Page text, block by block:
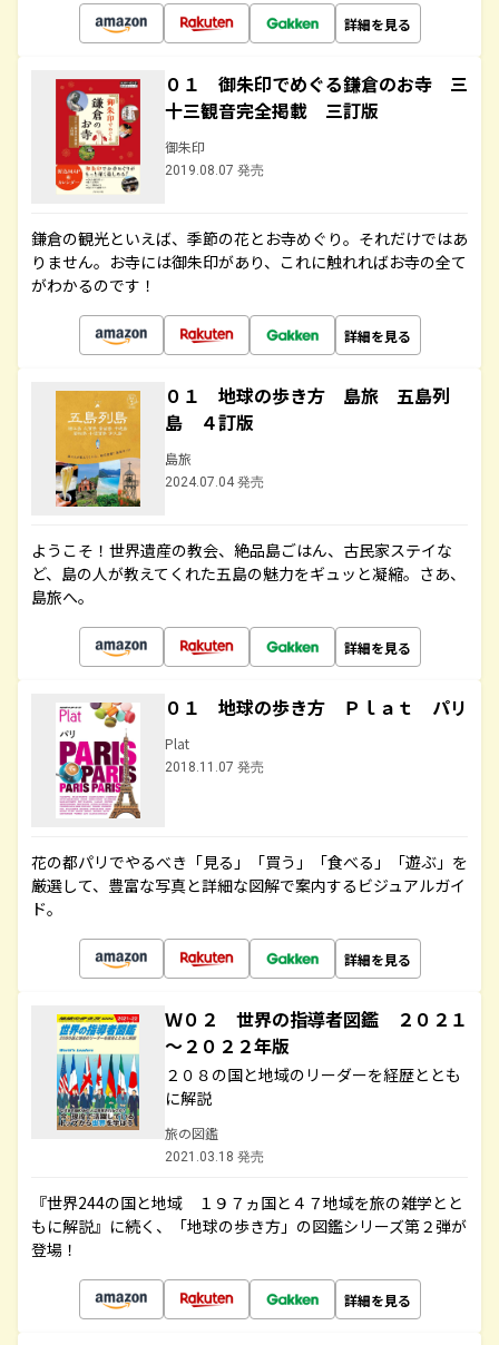
詳細を見る
０１ 御朱印でめぐる鎌倉のお寺 三
十三観音完全掲載 三訂版
御朱印
2019.08.07 発売
鎌倉の観光といえば、季節の花とお寺めぐり。それだけではあ
りません。お寺には御朱印があり、これに触れればお寺の全て
がわかるのです！
詳細を見る
０１ 地球の歩き方 島旅 五島列
島 ４訂版
島旅
2024.07.04 発売
ようこそ！世界遺産の教会、絶品島ごはん、古民家ステイな
ど、島の人が教えてくれた五島の魅力をギュッと凝縮。さあ、
島旅へ。
詳細を見る
０１ 地球の歩き方 Ｐｌａｔ パリ
Plat
2018.11.07 発売
花の都パリでやるべき「見る」「買う」「食べる」「遊ぶ」を
厳選して、豊富な写真と詳細な図解で案内するビジュアルガイ
ド。
詳細を見る
Ｗ０２ 世界の指導者図鑑 ２０２１
～２０２２年版
２０８の国と地域のリーダーを経歴ととも
に解説
旅の図鑑
2021.03.18 発売
『世界244の国と地域 １９７ヵ国と４７地域を旅の雑学とと
もに解説』に続く、「地球の歩き方」の図鑑シリーズ第２弾が
登場！
詳細を見る